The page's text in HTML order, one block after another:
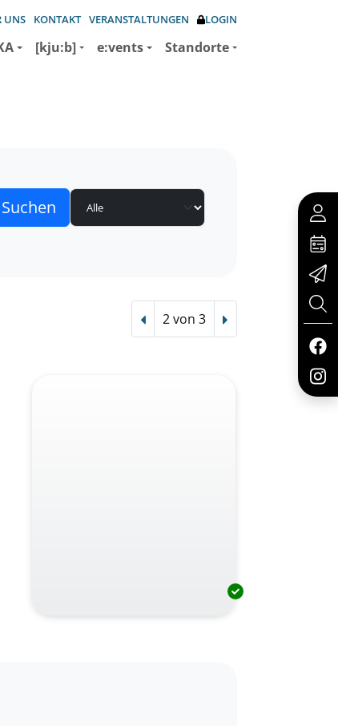
UNS KONTAKT VERANSTALTUNGEN LOGIN
[kju:b] e:vents Standorte
Vorheriger Treffer
2 von 3 Nächster Treffer